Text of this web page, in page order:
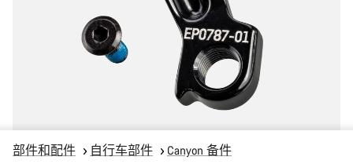
部件和配件 自行车部件 Canyon 备件